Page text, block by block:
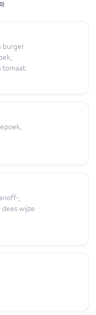
burger
tomaat.
,
dees wijze